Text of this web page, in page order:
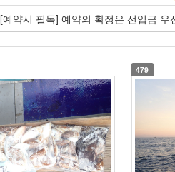
[예약시 필독] 예약의 확정은 선입금 우
479